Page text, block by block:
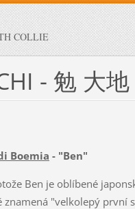
COLLIE
- 勉 大地
Boemia - "Ben"
Ben je oblíbené
znamená "velkolepý první